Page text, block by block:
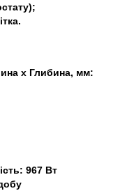
x Глибина, мм:
967 Вт